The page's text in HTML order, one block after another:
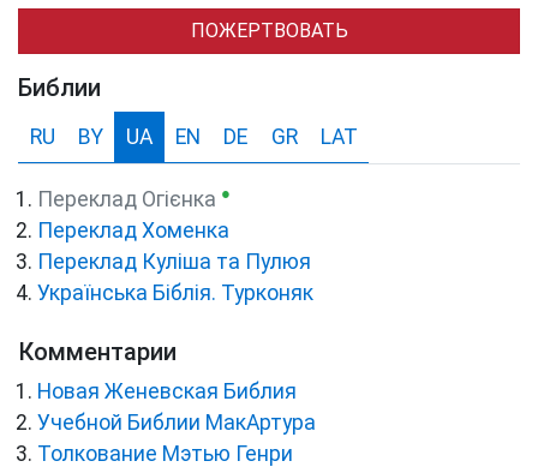
ПОЖЕРТВОВАТЬ
Библии
RU BY UA EN DE GR LAT
Переклад Огієнка ●
Переклад Хоменка
Переклад Куліша та Пулюя
Українська Біблія. Турконяк
Комментарии
Новая Женевская Библия
Учебной Библии МакАртура
Толкование Мэтью Генри